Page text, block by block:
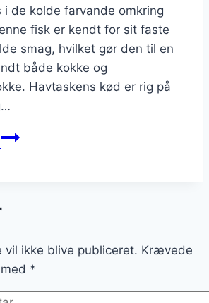
i de kolde farvande omkring
fisk er kendt for sit faste
smag, hvilket gør den til en
både kokke og
Havtaskens kød er rig på
Havtaske
en
middag
vil ikke blive publiceret. Krævede
*